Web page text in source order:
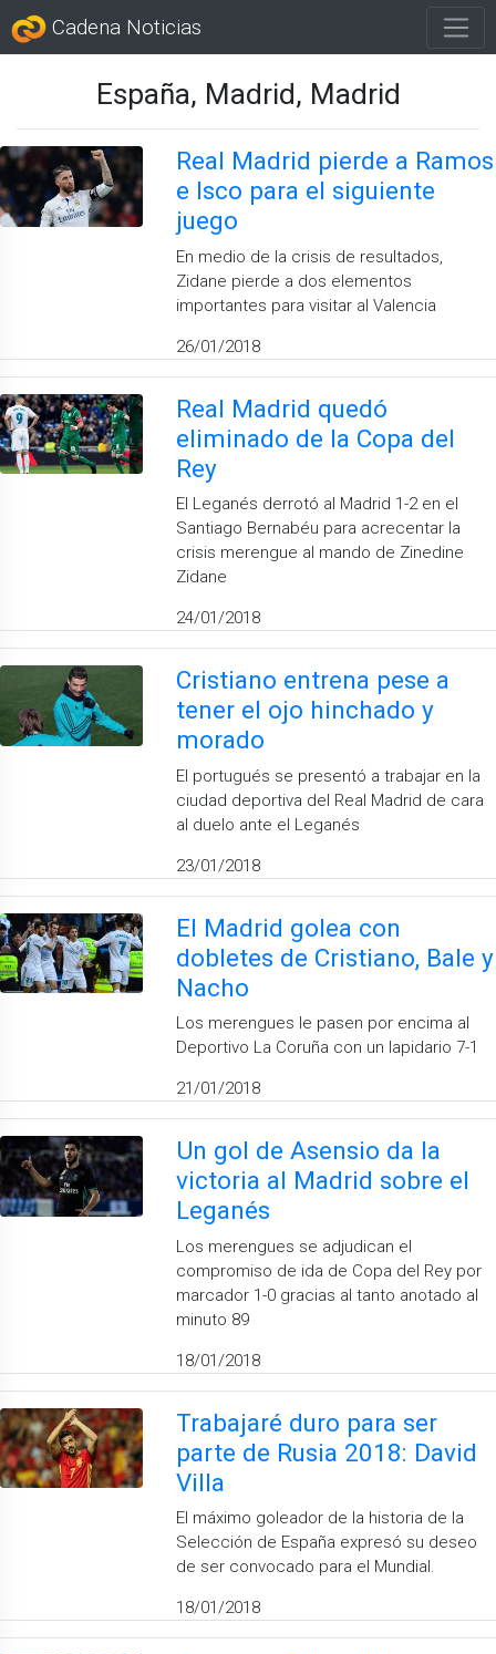
Cadena Noticias
España, Madrid, Madrid
Real Madrid pierde a Ramos
e Isco para el siguiente
juego
En medio de la crisis de resultados,
Zidane pierde a dos elementos
importantes para visitar al Valencia
26/01/2018
Real Madrid quedó
eliminado de la Copa del
Rey
El Leganés derrotó al Madrid 1-2 en el
Santiago Bernabéu para acrecentar la
crisis merengue al mando de Zinedine
Zidane
24/01/2018
Cristiano entrena pese a
tener el ojo hinchado y
morado
El portugués se presentó a trabajar en la
ciudad deportiva del Real Madrid de cara
al duelo ante el Leganés
23/01/2018
El Madrid golea con
dobletes de Cristiano, Bale y
Nacho
Los merengues le pasen por encima al
Deportivo La Coruña con un lapidario 7-1
21/01/2018
Un gol de Asensio da la
victoria al Madrid sobre el
Leganés
Los merengues se adjudican el
compromiso de ida de Copa del Rey por
marcador 1-0 gracias al tanto anotado al
minuto 89
18/01/2018
Trabajaré duro para ser
parte de Rusia 2018: David
Villa
El máximo goleador de la historia de la
Selección de España expresó su deseo
de ser convocado para el Mundial.
18/01/2018